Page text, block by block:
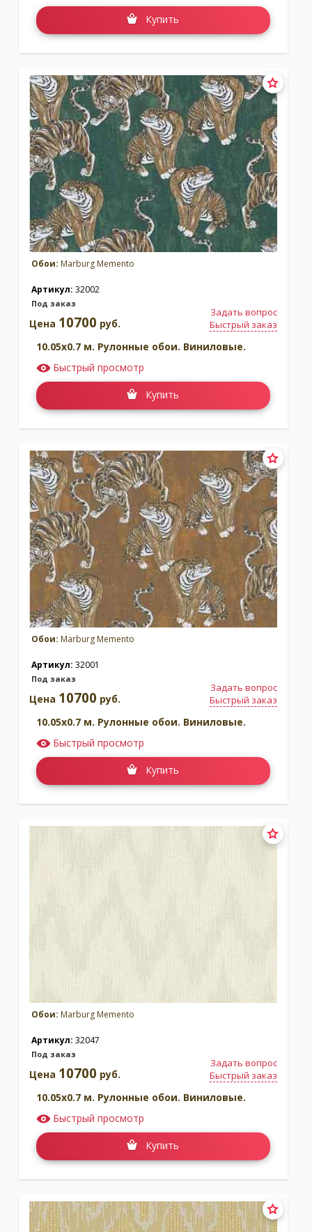
Купить
Обои: Marburg Memento
Артикул: 32002
Под заказ
Задать вопрос
Быстрый заказ
Цена 10700 руб.
10.05x0.7 м. Рулонные обои. Виниловые.
Быстрый просмотр
Купить
Обои: Marburg Memento
Артикул: 32001
Под заказ
Задать вопрос
Быстрый заказ
Цена 10700 руб.
10.05x0.7 м. Рулонные обои. Виниловые.
Быстрый просмотр
Купить
Обои: Marburg Memento
Артикул: 32047
Под заказ
Задать вопрос
Быстрый заказ
Цена 10700 руб.
10.05x0.7 м. Рулонные обои. Виниловые.
Быстрый просмотр
Купить